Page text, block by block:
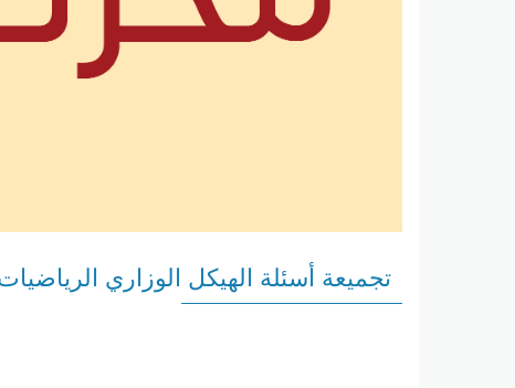
تجميعة أسئلة الهيكل الوزاري